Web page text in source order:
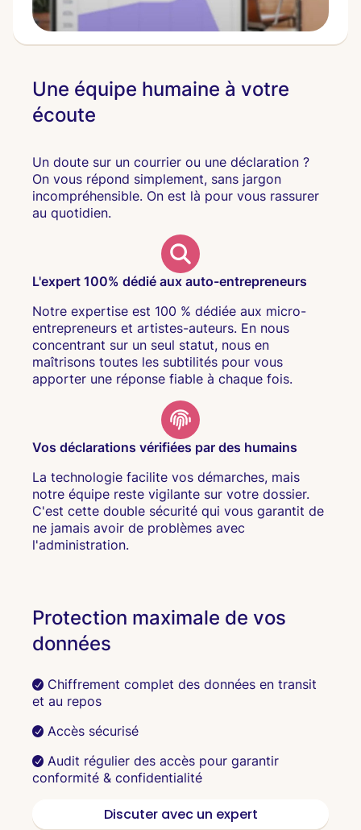
Une équipe humaine à votre
écoute
Un doute sur un courrier ou une déclaration ?
On vous répond simplement, sans jargon
incompréhensible. On est là pour vous rassurer
au quotidien.
L'expert 100% dédié aux auto-entrepreneurs
Notre expertise est 100 % dédiée aux micro-
entrepreneurs et artistes-auteurs. En nous
concentrant sur un seul statut, nous en
maîtrisons toutes les subtilités pour vous
apporter une réponse fiable à chaque fois.
Vos déclarations vérifiées par des humains
La technologie facilite vos démarches, mais
notre équipe reste vigilante sur votre dossier.
C'est cette double sécurité qui vous garantit de
ne jamais avoir de problèmes avec
l'administration.
Protection maximale de vos
données
Chiffrement complet des données en transit
et au repos
Accès sécurisé
Audit régulier des accès pour garantir
conformité & confidentialité
Discuter avec un expert